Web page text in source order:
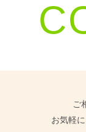
ご
お気軽